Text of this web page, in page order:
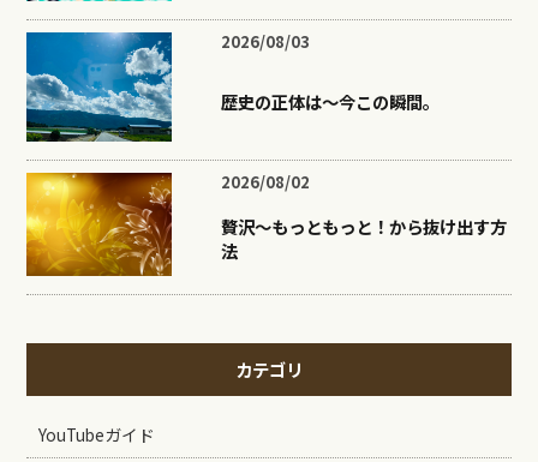
2026/08/03
歴史の正体は〜今この瞬間。
2026/08/02
贅沢〜もっともっと！から抜け出す方
法
カテゴリ
YouTubeガイド